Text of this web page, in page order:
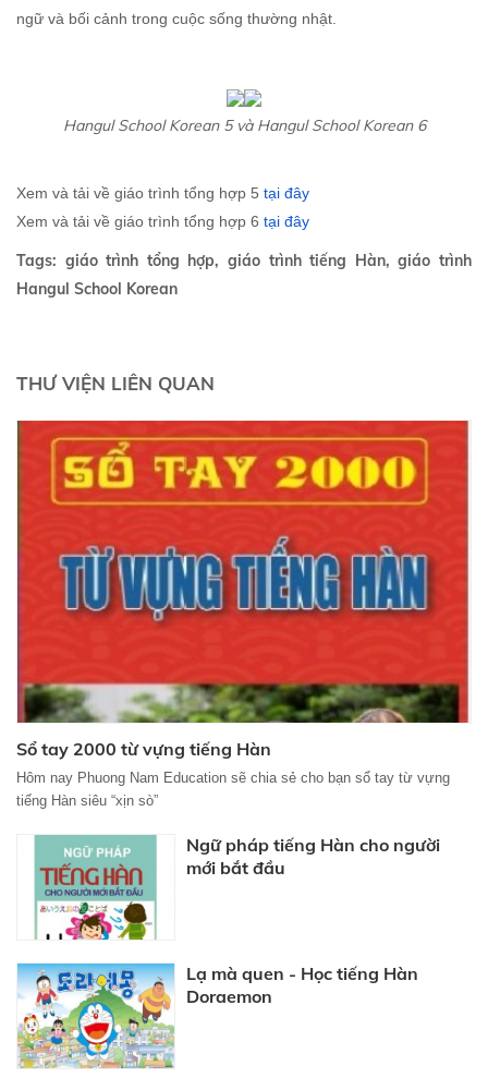
ngữ và bối cảnh trong cuộc sống thường nhật.
Hangul School Korean 5 và Hangul School Korean 6
Xem và tải về giáo trình tổng hợp 5 tại đây
Xem và tải về giáo trình tổng hợp 6 tại đây
Tags: giáo trình tổng hợp, giáo trình tiếng Hàn, giáo trình
Hangul School Korean
THƯ VIỆN LIÊN QUAN
Sổ tay 2000 từ vựng tiếng Hàn
Hôm nay Phuong Nam Education sẽ chia sẻ cho bạn sổ tay từ vựng
tiếng Hàn siêu “xịn sò”
Ngữ pháp tiếng Hàn cho người
mới bắt đầu
Lạ mà quen - Học tiếng Hàn
Doraemon